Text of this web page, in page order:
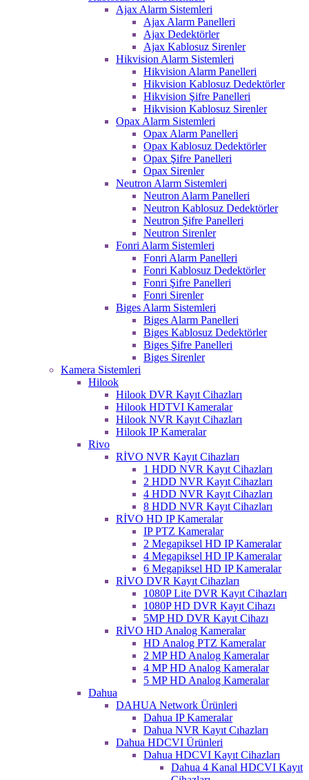
Ajax Alarm Sistemleri
Ajax Alarm Panelleri
Ajax Dedektörler
Ajax Kablosuz Sirenler
Hikvision Alarm Sistemleri
Hikvision Alarm Panelleri
Hikvision Kablosuz Dedektörler
Hikvision Şifre Panelleri
Hikvision Kablosuz Sirenler
Opax Alarm Sistemleri
Opax Alarm Panelleri
Opax Kablosuz Dedektörler
Opax Şifre Panelleri
Opax Sirenler
Neutron Alarm Sistemleri
Neutron Alarm Panelleri
Neutron Kablosuz Dedektörler
Neutron Şifre Panelleri
Neutron Sirenler
Fonri Alarm Sistemleri
Fonri Alarm Panelleri
Fonri Kablosuz Dedektörler
Fonri Şifre Panelleri
Fonri Sirenler
Biges Alarm Sistemleri
Biges Alarm Panelleri
Biges Kablosuz Dedektörler
Biges Şifre Panelleri
Biges Sirenler
Kamera Sistemleri
Hilook
Hilook DVR Kayıt Cihazları
Hilook HDTVI Kameralar
Hilook NVR Kayıt Cihazları
Hilook IP Kameralar
Rivo
RİVO NVR Kayıt Cihazları
1 HDD NVR Kayıt Cihazları
2 HDD NVR Kayıt Cihazları
4 HDD NVR Kayıt Cihazları
8 HDD NVR Kayıt Cihazları
RİVO HD IP Kameralar
IP PTZ Kameralar
2 Megapiksel HD IP Kameralar
4 Megapiksel HD IP Kameralar
6 Megapiksel HD IP Kameralar
RİVO DVR Kayıt Cihazları
1080P Lite DVR Kayıt Cihazları
1080P HD DVR Kayıt Cihazı
5MP HD DVR Kayıt Cihazı
RİVO HD Analog Kameralar
HD Analog PTZ Kameralar
2 MP HD Analog Kameralar
4 MP HD Analog Kameralar
5 MP HD Analog Kameralar
Dahua
DAHUA Network Ürünleri
Dahua IP Kameralar
Dahua NVR Kayıt Cıhazları
Dahua HDCVI Ürünleri
Dahua HDCVI Kayıt Cihazları
Dahua 4 Kanal HDCVI Kayıt